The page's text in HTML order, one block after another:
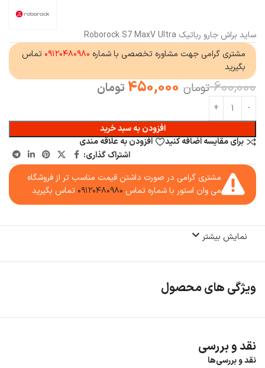
ساید براش جارو رباتیک Roborock S7 MaxV Ultra
مشتری گرامی جهت مشاوره تخصصی با شماره ۰۹۱۲۰۴۸۰۹۸۰ تماس
بگیرید
600,000 تومان 450,000 تومان
افزودن به سبد خرید
برای مقایسه اضافه کنید
افزودن به علاقه مندی
اشتراک گذاری:
مشتری گرامی در صورت داشتن قیمت مناسب تر از فروشگاه
می وان استور با شماره تماس ۰۹۱۲۰۴۸۰۹۸۰ تماس بگیرید
نمایش بیشتر
ویژگی های محصول
نقد و بررسی
نقد و بررسی‌ها